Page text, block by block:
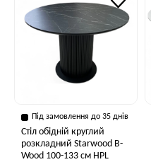
Під замовлення до 35 днів
Стіл обідній круглий
розкладний Starwood B-
Wood 100-133 см HPL